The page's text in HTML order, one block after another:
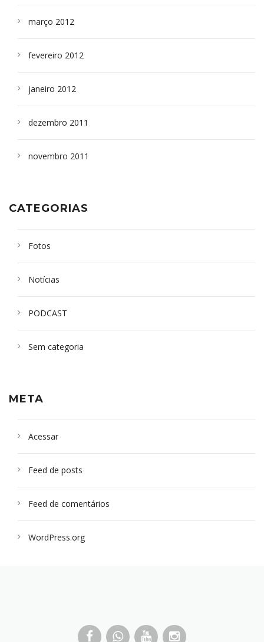
março 2012
fevereiro 2012
janeiro 2012
dezembro 2011
novembro 2011
CATEGORIAS
Fotos
Notícias
PODCAST
Sem categoria
META
Acessar
Feed de posts
Feed de comentários
WordPress.org